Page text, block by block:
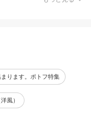
ります。ポトフ特集
風）